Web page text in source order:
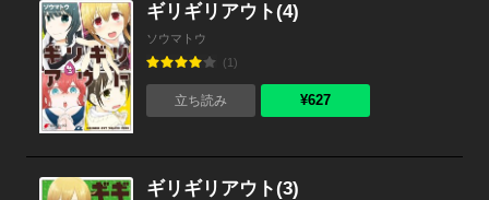
ギリギリアウト(4)
ソウマトウ
(1)
立ち読み ¥627
ギリギリアウト(3)